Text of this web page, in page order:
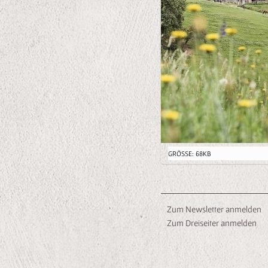
Z
E
G
E
B
GRÖSSE: 68KB
Zum Newsletter anmelden
Zum Dreiseiter anmelden